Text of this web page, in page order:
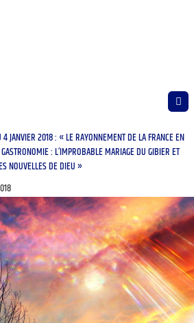
JANVIER 2018 : « LE RAYONNEMENT DE LA FRANCE EN
: L’IMPROBABLE MARIAGE DU GIBIER ET
NOUVELLES DE DIEU »